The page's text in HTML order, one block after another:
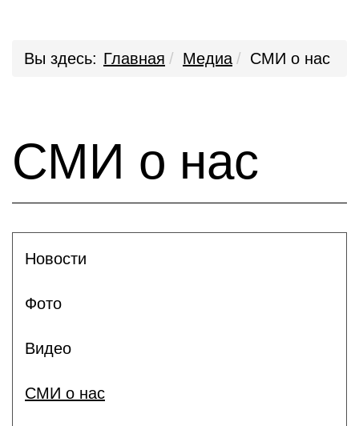
Вы здесь: Главная Медиа СМИ о нас
СМИ о нас
Новости
Фото
Видео
СМИ о нас